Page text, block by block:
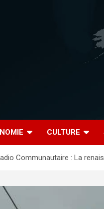
CULTURE
Communautaire : La